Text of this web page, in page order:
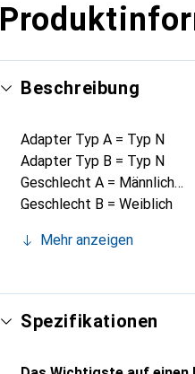
Beschreibung
Adapter Typ A = Typ N
Adapter Typ B = Typ N
Geschlecht A = Männlich
Geschlecht B = Weiblich
Gehäuseausrichtung =
Kontaktbeschichtung =
Länge = 36.8mm
Gehäusebeschichtung =
Mehr anzeigen
Spezifikationen